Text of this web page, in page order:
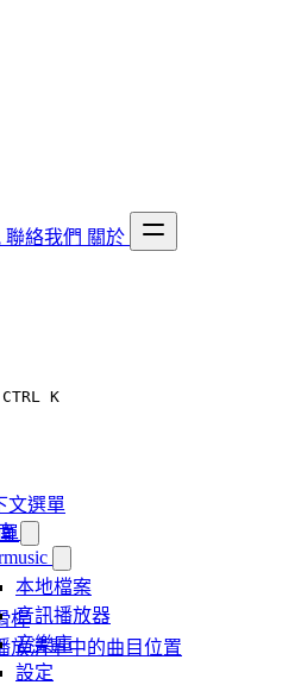
聯絡我們 關於
CTRL K
本地檔案
音訊播放器
音樂庫
設定
文選單
桿
放清單中的曲目位置